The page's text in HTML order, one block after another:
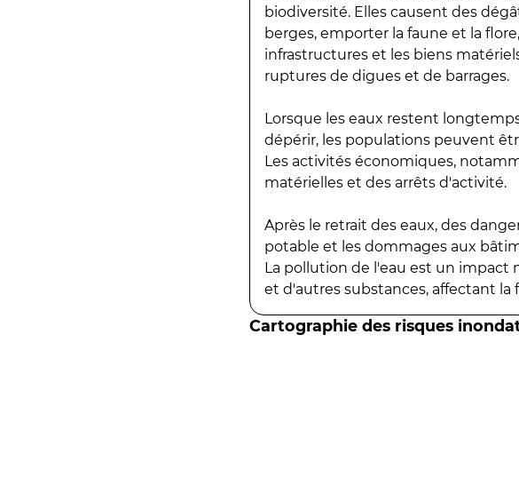
biodiversité. Elles causent des
berges, emporter la faune et la
infrastructures et les biens
ruptures de digues et de barrages.
Lorsque les eaux restent
dépérir, les populations peuvent
Les activités économiques,
matérielles et des arrêts d'activité.
Après le retrait des eaux, des
potable et les dommages aux
La pollution de l'eau est un impact
et d'autres substances, affectant la
Cartographie des risques